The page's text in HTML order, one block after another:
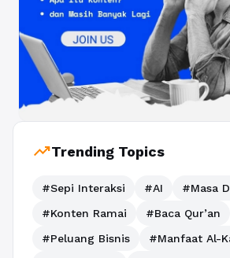
trending_upTrending Topics
#Sepi Interaksi #AI
#Masa
#Konten Ramai
#Baca Qur’an
#Peluang Bisnis
#Manfaat Al-